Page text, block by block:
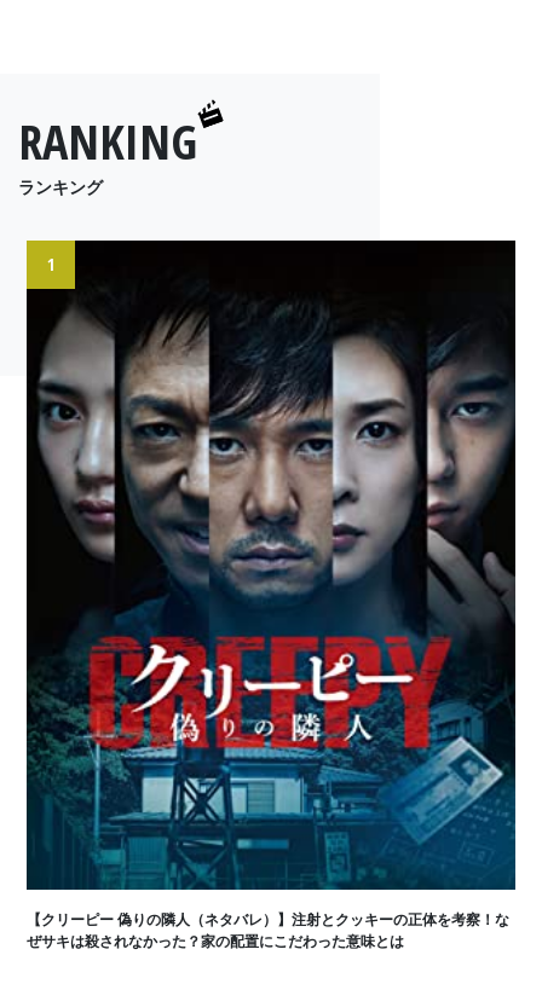
RANKING
ランキング
1
【クリーピー 偽りの隣人（ネタバレ）】注射とクッキーの正体を考察！な
ぜサキは殺されなかった？家の配置にこだわった意味とは